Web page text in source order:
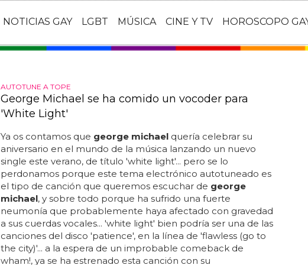
NOTICIAS GAY LGBT MÚSICA CINE Y TV HOROSCOPO
AUTOTUNE A TOPE
George Michael se ha comido un vocoder para
'White Light'
Ya os contamos que george michaelquería celebrar su
aniversario en el mundo de la música lanzando un nuevo
single este verano, de título 'white light'... pero se lo
perdonamos porque este tema electrónico autotuneado es
el tipo de canción que queremos escuchar de george
michael, y sobre todo porque ha sufrido una fuerte
neumonía que probablemente haya afectado con gravedad
a sus cuerdas vocales... 'white light' bien podría ser una de las
canciones del disco 'patience', en la línea de 'flawless (go to
the city)'... a la espera de un improbable comeback de
wham!, ya se ha estrenado esta canción con su